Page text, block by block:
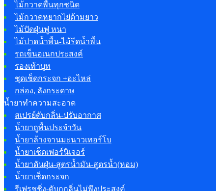
ไม้กวาดพื้นทุกชนิด
ไม้กวาดหยากไย่ด้ามยาว
ไม้ปัดฝุ่นฟู หนา
ไม้ปาดน้ำพื้น-ไม้รีดน้ำพื้น
รถเข็นอเนกประสงค์
รองเท้าบูท
ชุดเช็ดกระจก +อะไหล่
กล่อง, ลังกระดาษ
น้ำยาทำความสะอาด
สเปรย์ดับกลิ่น-ปรับอากาศ
น้ำยาถูพื้นประจำวัน
น้ำยาล้างจานมะนาวเทอร์โบ
น้ำยาเช็ดเฟอร์นิเจอร์
น้ำยาดันฝุ่น-สูตรน้ำมัน-สูตรน้ำ(หอม)
น้ำยาเช็ดกระจก
รีเฟรชชิ่ง-ดับกกลิ่นไม่พึงประสงค์